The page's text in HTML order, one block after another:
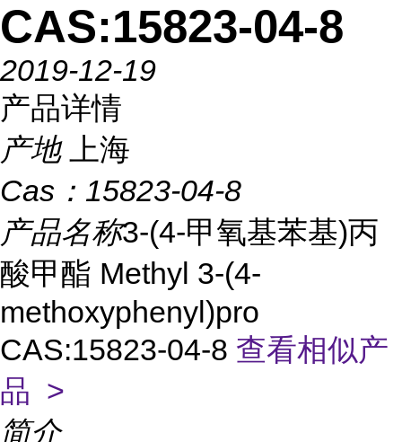
CAS:15823-04-8
2019-12-19
产品详情
产地
上海
Cas： 15823-04-8
产品名称3-(4-甲氧基苯基)丙
酸甲酯 Methyl 3-(4-
methoxyphenyl)pro
CAS:15823-04-8 查看相似产
品 >
简介